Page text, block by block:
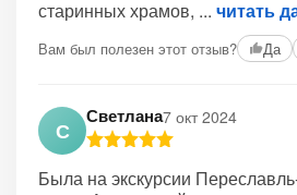
старинных храмов,
читать
Вам был полезен этот отзыв? Да
С
Светлана7 окт 2024
Была на экскурсии